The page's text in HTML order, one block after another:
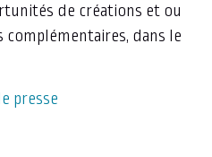
de créations et ou
complémentaires, dans le
presse